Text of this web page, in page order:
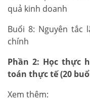
quả kinh doanh
Buổi 8: Nguyên tắc
chính
Phần 2: Học thực
toán thực tế (20
Xem thêm: